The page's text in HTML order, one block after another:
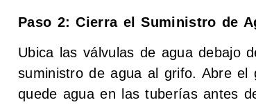
Paso 2: Cierra el Suministro de
Ubica las válvulas de agua debajo
suministro de agua al grifo. Abre
quede agua en las tuberías antes